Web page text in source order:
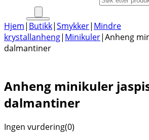
Hjem| Butikk|Smykker| Mindre
krystallanheng| Minikuler|Anheng
dalmantiner
Anheng minikuler
dalmantiner
Ingen vurdering(0)